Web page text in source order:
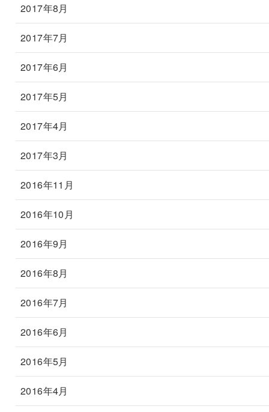
2017年8月
2017年7月
2017年6月
2017年5月
2017年4月
2017年3月
2016年11月
2016年10月
2016年9月
2016年8月
2016年7月
2016年6月
2016年5月
2016年4月